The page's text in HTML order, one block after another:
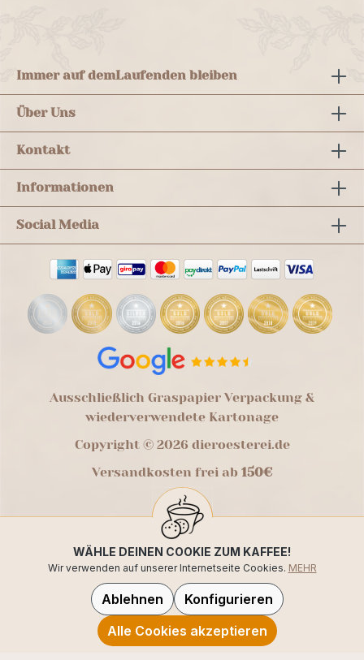
Immer auf demLaufenden bleiben
Über Uns
Kontakt
Informationen
Social Media
Ausschließlich Graspapier Verpackung &
wiederverwendete Kartonage
Copyright © 2026 dieroesterei.de
Versandkosten frei ab 150€
WÄHLE DEINEN COOKIE ZUM KAFFEE!
Wir verwenden auf unserer Internetseite Cookies. MEHR
Ablehnen
Konfigurieren
Alle Cookies akzeptieren